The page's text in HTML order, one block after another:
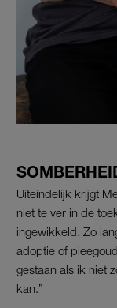
Uiteindelijk krijgt
niet te ver in de
ingewikkeld. Zo
adoptie of
gestaan als ik niet
kan.”